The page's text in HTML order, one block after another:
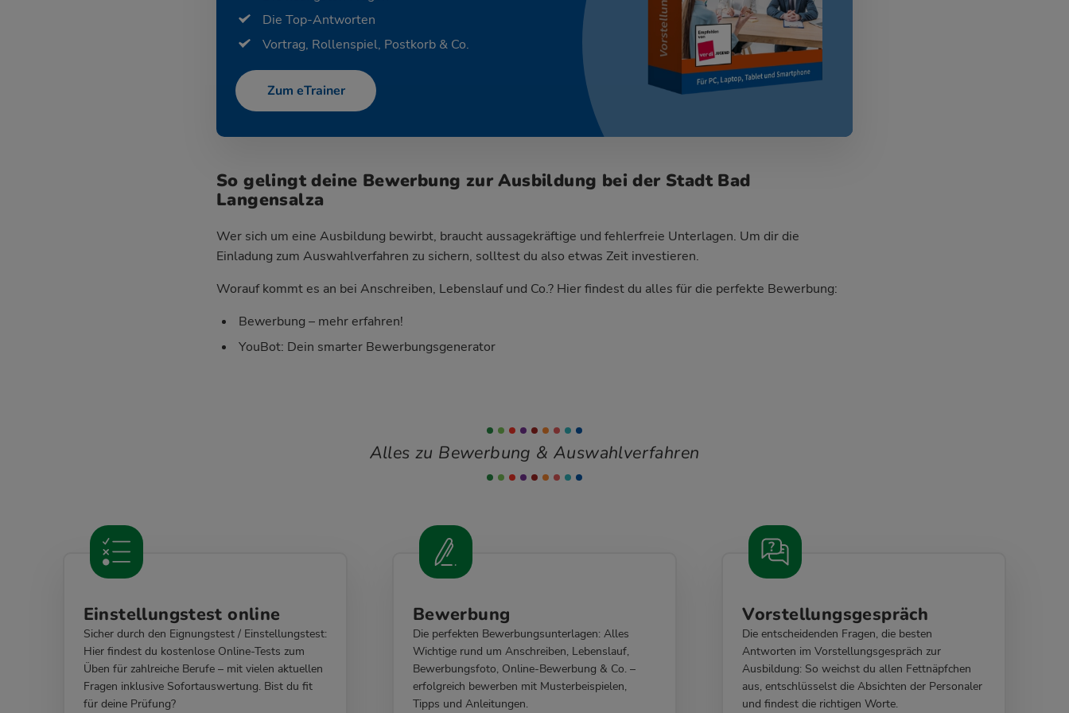
Die Top-Antworten
Vortrag, Rollenspiel, Postkorb & Co.
Zum eTrainer
So gelingt deine Bewerbung zur Ausbildung bei der Stadt Bad
Langensalza
Wer sich um eine Ausbildung bewirbt, braucht aussagekräftige und fehlerfreie Unterlagen. Um dir die
Einladung zum Auswahlverfahren zu sichern, solltest du also etwas Zeit investieren.
Worauf kommt es an bei Anschreiben, Lebenslauf und Co.? Hier findest du alles für die perfekte Bewerbung:
Bewerbung – mehr erfahren!
YouBot: Dein smarter Bewerbungsgenerator
Alles zu Bewerbung & Auswahlverfahren
Einstellungstest online
Sicher durch den Eignungstest / Einstellungstest:
Hier findest du kostenlose Online-Tests zum
Üben für zahlreiche Berufe – mit vielen aktuellen
Fragen inklusive Sofortauswertung. Bist du fit
für deine Prüfung?
Bewerbung
Die perfekten Bewerbungsunterlagen: Alles
Wichtige rund um Anschreiben, Lebenslauf,
Bewerbungsfoto, Online-Bewerbung & Co. –
erfolgreich bewerben mit Musterbeispielen,
Tipps und Anleitungen.
Vorstellungsgespräch
Die entscheidenden Fragen, die besten
Antworten im Vorstellungsgespräch zur
Ausbildung: So weichst du allen Fettnäpfchen
aus, entschlüsselst die Absichten der Personaler
und findest die richtigen Worte.